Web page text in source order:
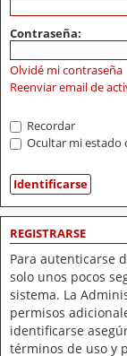
Contraseña:
Olvidé mi contraseña
Reenviar email de
Recordar
Ocultar mi estado
REGISTRARSE
Para autenticarse
solo unos pocos
sistema. La
permisos
identificarse
términos de uso y